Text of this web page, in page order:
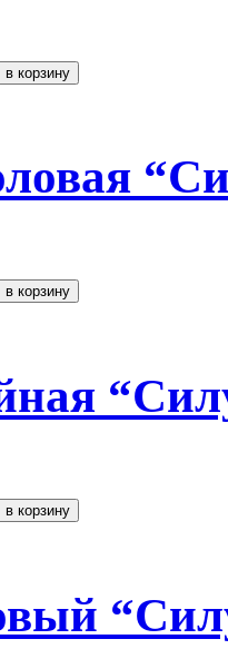
в корзину
в корзину
в корзину